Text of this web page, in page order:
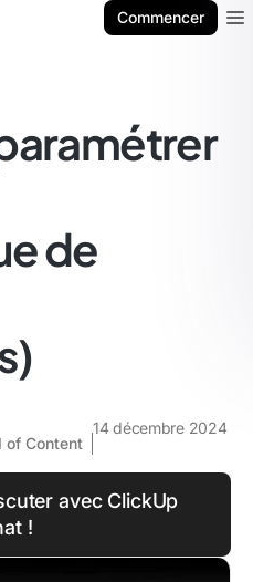
Commencer
de
of Content
14 décembre 2024
avec ClickUp
!